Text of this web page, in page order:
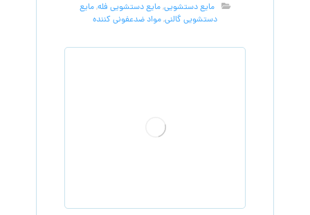
مایع دستشویی,مایع دستشویی فله,مایع
دستشویی گالنی,مواد ضدعفونی کننده